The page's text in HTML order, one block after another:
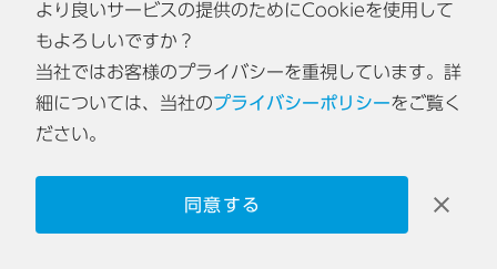
カスタマーサポート
リリースノート
コラム
パートナー 利用規約
特定商取引法に基づく表記
会社概要
より良いサービスの提供のためにCookieを使用して
もよろしいですか？
当社ではお客様のプライバシーを重視しています。詳
細については、当社のプライバシーポリシーをご覧く
ださい。
同意する